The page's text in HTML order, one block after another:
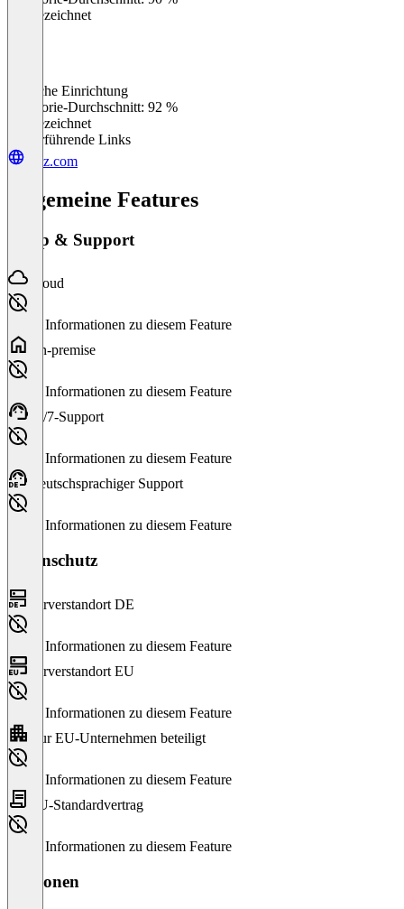
Ausgezeichnet
Einfache Einrichtung
Kategorie-Durchschnitt: 92 %
Ausgezeichnet
Weiterführende Links
moz.com
Allgemeine Features
Setup & Support
Cloud
Keine Informationen zu diesem Feature
On-premise
Keine Informationen zu diesem Feature
24/7-Support
Keine Informationen zu diesem Feature
Deutschsprachiger Support
Keine Informationen zu diesem Feature
Datenschutz
Serverstandort DE
Keine Informationen zu diesem Feature
Serverstandort EU
Keine Informationen zu diesem Feature
Nur EU-Unternehmen beteiligt
Keine Informationen zu diesem Feature
EU-Standardvertrag
Keine Informationen zu diesem Feature
Versionen